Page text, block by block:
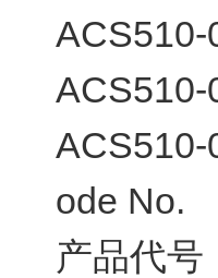
ACS510-
ode
产品代